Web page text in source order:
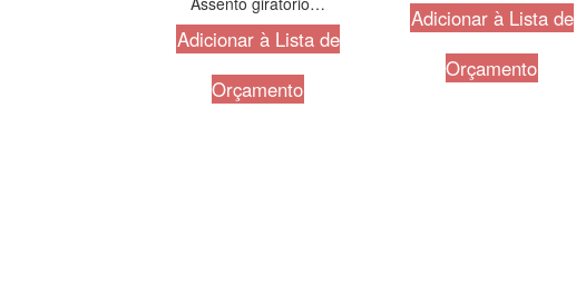
Adicionar à Lista de
Orçamento
Adicionar à Lista de
Orçamento